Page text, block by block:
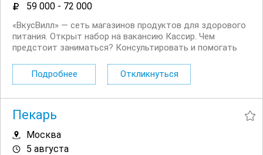
59 000 - 72 000
«ВкусВилл» — сеть магазинов продуктов для здорового
питания. Открыт набор на вакансию Кассир. Чем
предстоит заниматься? Консультировать и помогать
прикассовой зоне. Поддерживать чистоту в
предкассовой зоне. Нам...
Подробнее Откликнуться
Пекарь
Москва
5 августа